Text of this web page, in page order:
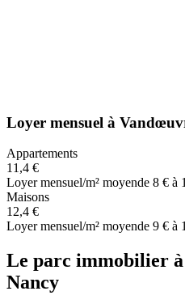
Loyer mensuel à
Appartements
11,4 €
Loyer mensuel/m² moyende 8 € à
Maisons
12,4 €
Loyer mensuel/m² moyende 9 € à
Le parc immobilier à
Nancy